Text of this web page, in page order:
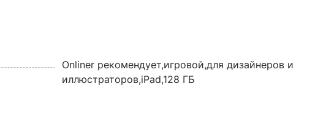
Onliner рекомендует,игровой,для дизайнеров и
иллюстраторов,iPad,128 ГБ